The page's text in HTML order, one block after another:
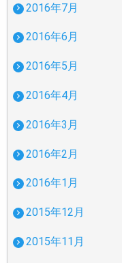
2016年7月
2016年6月
2016年5月
2016年4月
2016年3月
2016年2月
2016年1月
2015年12月
2015年11月